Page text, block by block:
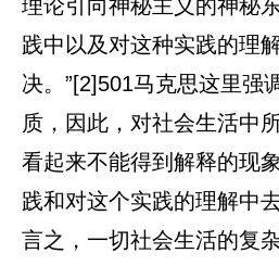
理论引向神秘主义的神秘
践中以及对这种实践的理
决。”[2]501马克思这里强
质，因此，对社会生活中
看起来不能得到解释的现
践和对这个实践的理解中
言之，一切社会生活的复